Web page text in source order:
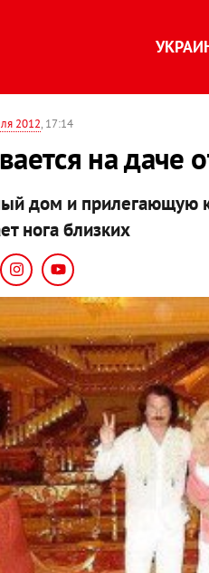
2012, 17:14
на даче
дом и прилегающую
нога близких